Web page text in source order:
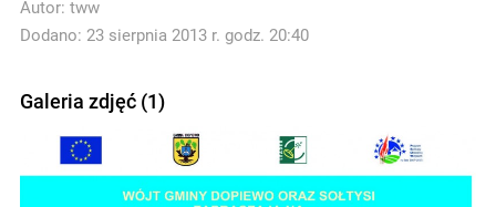
Autor: tww
Dodano: 23 sierpnia 2013 r. godz. 20:40
Galeria zdjęć (1)